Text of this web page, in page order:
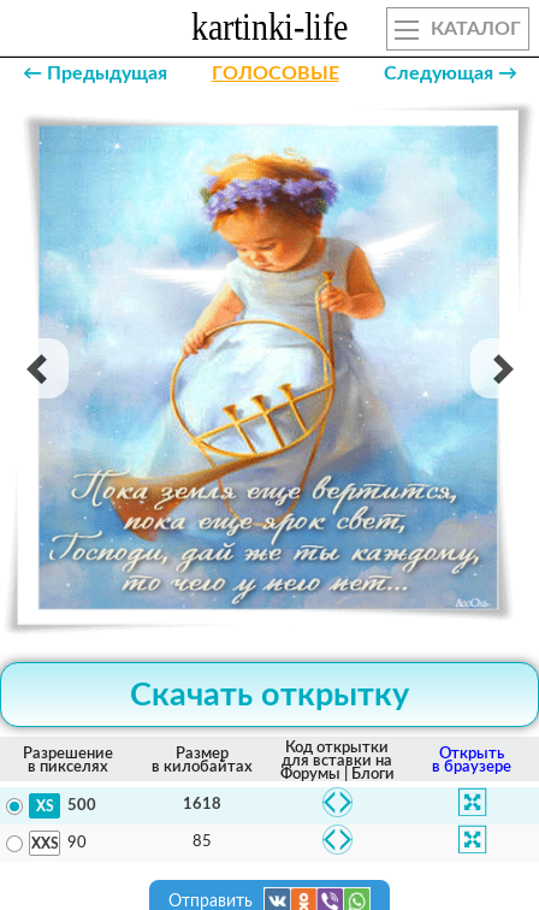
КАТАЛОГ
← Предыдущая ГОЛОСОВЫЕ Следующая →
Скачать открытку
Разрешение
в пикселях
Размер
в килобайтах
Код открытки
для вставки на
Форумы | Блоги
Открыть
в браузере
500 1618
90 85
Отправить